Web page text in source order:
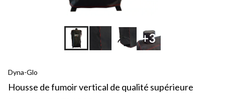
+3
Dyna-Glo
Housse de fumoir vertical de qualité supérieure